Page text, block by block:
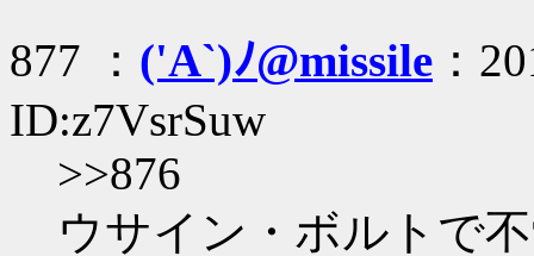
877 ： ('A`)ﾉ@missile ：
ID:z7VsrSuw
>>876
ウサイン・ボルトで